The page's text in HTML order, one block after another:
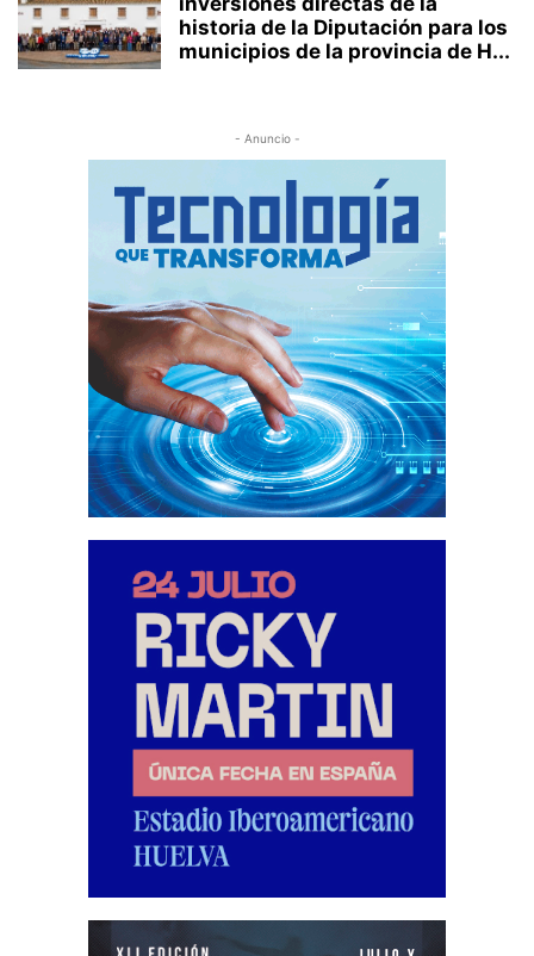
historia de la Diputación para los
municipios de la provincia de H...
- Anuncio -